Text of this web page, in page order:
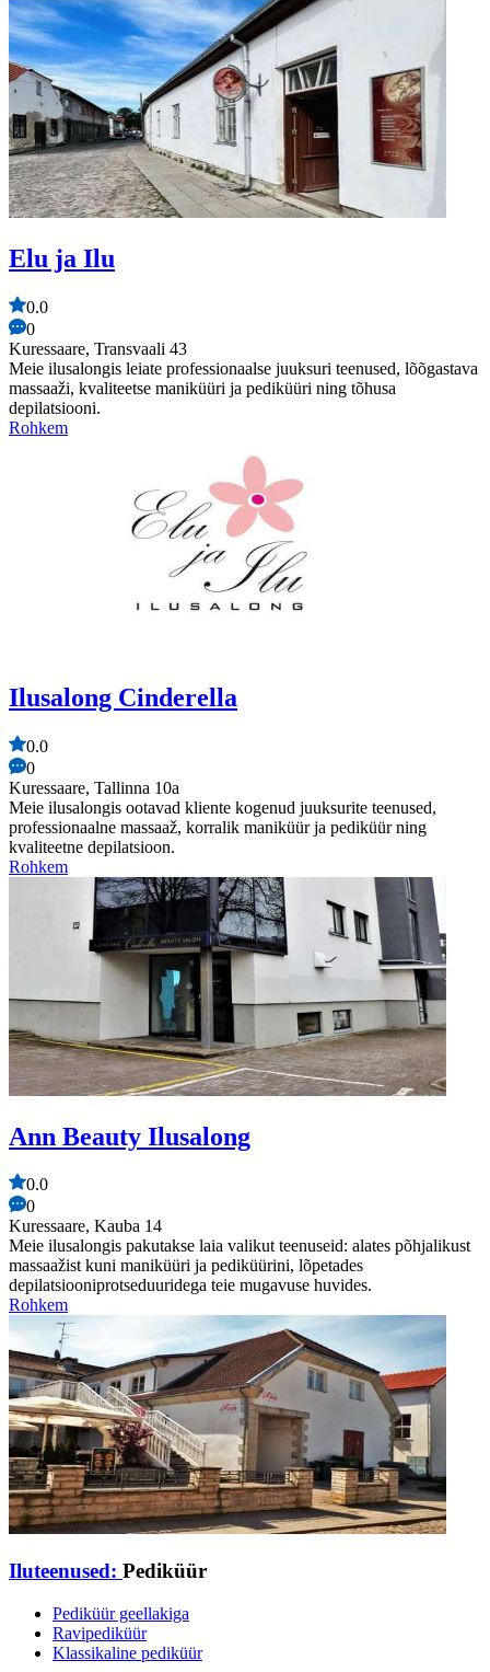
Elu ja Ilu
0.0
0
Kuressaare, Transvaali 43
Meie ilusalongis leiate professionaalse juuksuri teenused, lõõgastava
massaaži, kvaliteetse maniküüri ja pediküüri ning tõhusa
depilatsiooni.
Rohkem
Ilusalong Cinderella
0.0
0
Kuressaare, Tallinna 10a
Meie ilusalongis ootavad kliente kogenud juuksurite teenused,
professionaalne massaaž, korralik maniküür ja pediküür ning
kvaliteetne depilatsioon.
Rohkem
Ann Beauty Ilusalong
0.0
0
Kuressaare, Kauba 14
Meie ilusalongis pakutakse laia valikut teenuseid: alates põhjalikust
massaažist kuni maniküüri ja pediküürini, lõpetades
depilatsiooniprotseduuridega teie mugavuse huvides.
Rohkem
Iluteenused: Pediküür
Pediküür geellakiga
Ravipediküür
Klassikaline pediküür